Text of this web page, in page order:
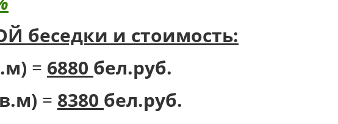
беседки и стоимость:
= 6880 бел.руб.
= 8380 бел.руб.